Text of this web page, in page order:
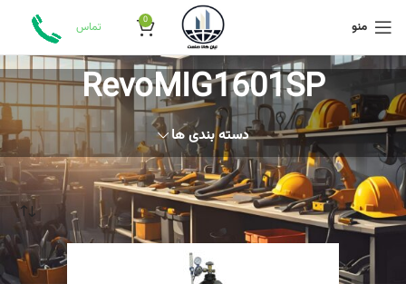
منو 0 تماس
RevoMIG1601SP
دسته بندی ها
خانه محصولات برچسب خورده “RevoMIG1601SP”